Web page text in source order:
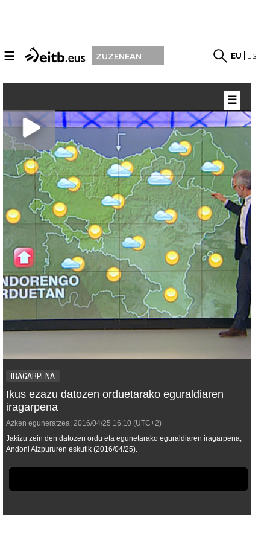
☰ ZUZENEAN EU ES
IRAGARPENA
Ikus ezazu datozen orduetarako eguraldiaren
iragarpena
Azken eguneratzea: 2016/04/25 16:10 (UTC+2)
Jakizu zein den datozen ordu eta egunetarako eguraldiaren iragarpena,
Andoni Aizpururen eskutik (2016/04/25).
☰